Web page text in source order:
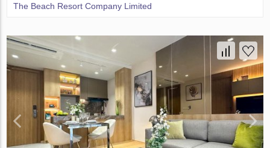
The Beach Resort Company Limited